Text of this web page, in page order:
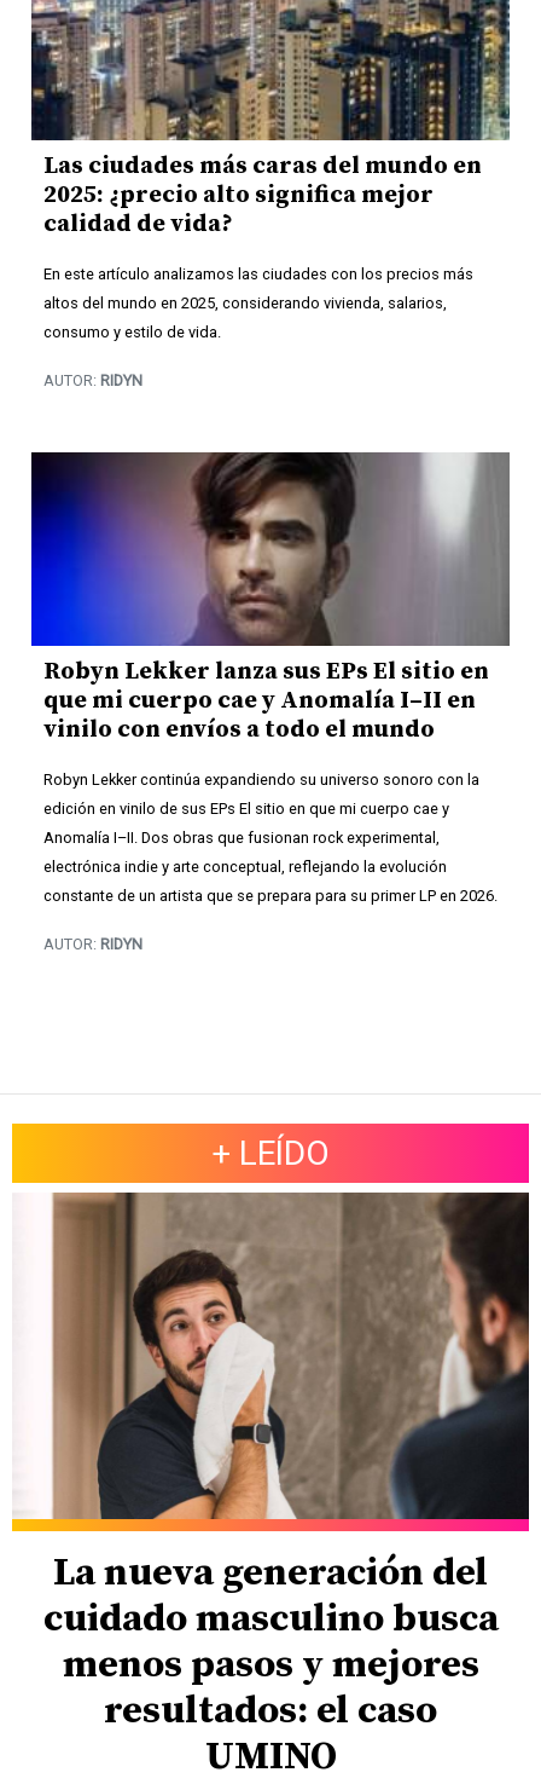
Las ciudades más caras del mundo en
2025: ¿precio alto significa mejor
calidad de vida?
En este artículo analizamos las ciudades con los precios más
altos del mundo en 2025, considerando vivienda, salarios,
consumo y estilo de vida.
AUTOR: RIDYN
Robyn Lekker lanza sus EPs El sitio en
que mi cuerpo cae y Anomalía I–II en
vinilo con envíos a todo el mundo
Robyn Lekker continúa expandiendo su universo sonoro con la
edición en vinilo de sus EPs El sitio en que mi cuerpo cae y
Anomalía I–II. Dos obras que fusionan rock experimental,
electrónica indie y arte conceptual, reflejando la evolución
constante de un artista que se prepara para su primer LP en 2026.
AUTOR: RIDYN
+ LEÍDO
La nueva generación del
cuidado masculino busca
menos pasos y mejores
resultados: el caso
UMINO